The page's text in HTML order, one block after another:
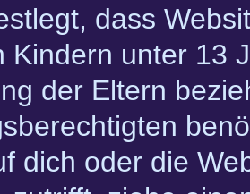
dass
Kindern unter 13
der Eltern
dich oder die